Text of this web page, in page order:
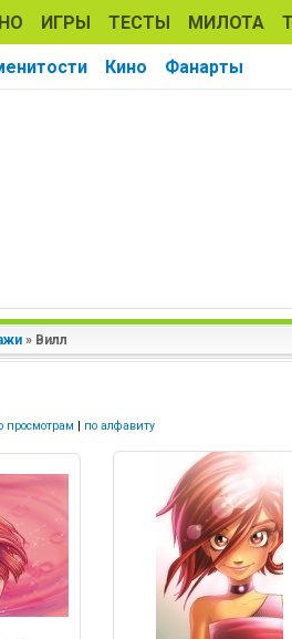
ИГРЫ ТЕСТЫ МИЛОТА
Кино Фанарты
» Вилл
просмотрам | по алфавиту